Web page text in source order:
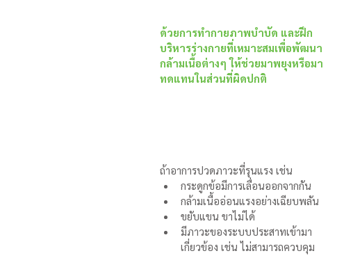
ด้วยการทำกายภาพบำบัด และฝึก
บริหารร่างกายที่เหมาะสมเพื่อพัฒนา
กล้ามเนื้อต่างๆ ให้ช่วยมาพยุงหรือมา
ทดแทนในส่วนที่ผิดปกติ
ถ้าอาการปวดภาวะที่รุนแรง เช่น
กระดูกข้อมีการเลื่อนออกจากกัน
กล้ามเนื้ออ่อนแรงอย่างเฉียบพลัน
ขยับแขน ขาไม่ได้
มีภาวะของระบบประสาทเข้ามา
เกี่ยวข้อง เช่น ไม่สามารถควบคุม